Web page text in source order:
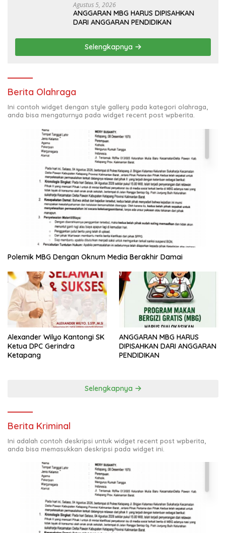
Agustus 5, 2026
ANGGARAN MBG HARUS DIPISAHKAN
DARI ANGGARAN PENDIDIKAN
Selengkapnya
Berita Olahraga
Ini contoh widget dengan style gallery pada kategori olahraga,
anda bisa mengaturnya pada widget recent post wpberita.
Polemik MBG Dengan Oknum Media Berakhir Damai
Alexander Wilyo Kantongi SK
Ketua DPC Gerindra
Ketapang
ANGGARAN MBG HARUS
DIPISAHKAN DARI ANGGARAN
PENDIDIKAN
Selengkapnya
Berita Kriminal
Ini adalah contoh deskripsi untuk widget recent post wpberita,
anda bisa memasukkan deskripsi pada widget ini.